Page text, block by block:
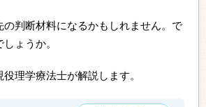
判断材料になるかもしれません。で
ょうか。
理学療法士が解説します。